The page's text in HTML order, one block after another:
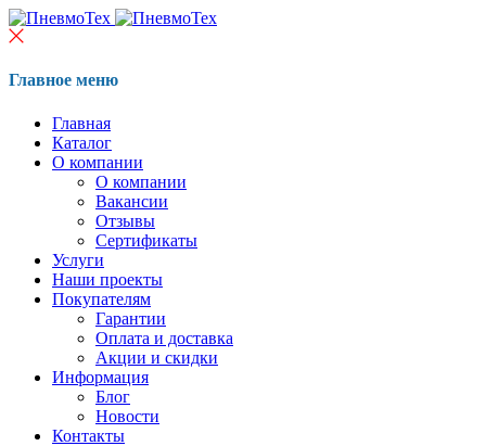
Главное меню
Главная
Каталог
О компании
О компании
Вакансии
Отзывы
Сертификаты
Услуги
Наши проекты
Покупателям
Гарантии
Оплата и доставка
Акции и скидки
Информация
Блог
Новости
Контакты